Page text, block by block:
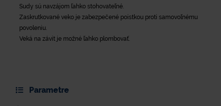
Sudy sú navzájom ľahko stohovateľné.
Zaskrutkované veko je zabezpečené poistkou proti samovoľnému
povoleniu.
Veká na závit je možné ľahko plombovať.
Parametre